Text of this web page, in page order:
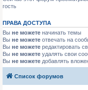
гость
ПРАВА ДОСТУПА
Вы не можете начинать темы
Вы не можете отвечать на
Вы не можете редактировать
Вы не можете удалять свои
Вы не можете добавлять
Список форумов